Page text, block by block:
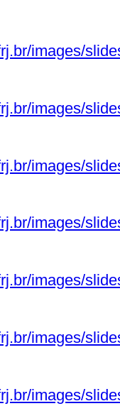
images/
images/
images/
images/
images/
images/
images/